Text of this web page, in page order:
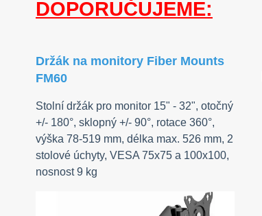
DOPORUČUJEME:
Držák na monitory Fiber Mounts
FM60
Stolní držák pro monitor 15" - 32", otočný
+/- 180°, sklopný +/- 90°, rotace 360°,
výška 78-519 mm, délka max. 526 mm, 2
stolové úchyty, VESA 75x75 a 100x100,
nosnost 9 kg